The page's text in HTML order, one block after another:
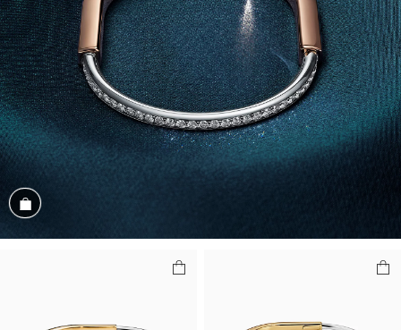
商品を見る